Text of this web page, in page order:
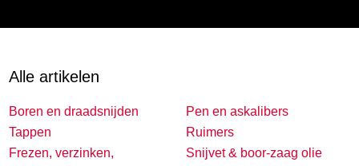
Alle artikelen
Boren en draadsnijden
Tappen
Frezen, verzinken,
Pen en askalibers
Ruimers
Snijvet & boor-zaag olie